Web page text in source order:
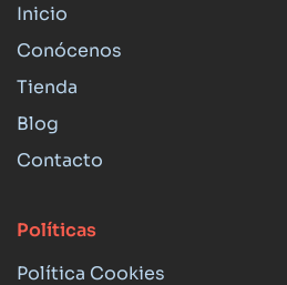
Inicio
Conócenos
Tienda
Blog
Contacto
Políticas
Política Cookies